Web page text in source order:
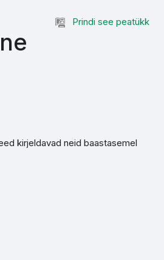
Prindi see peatükk
kirjeldavad neid baastasemel